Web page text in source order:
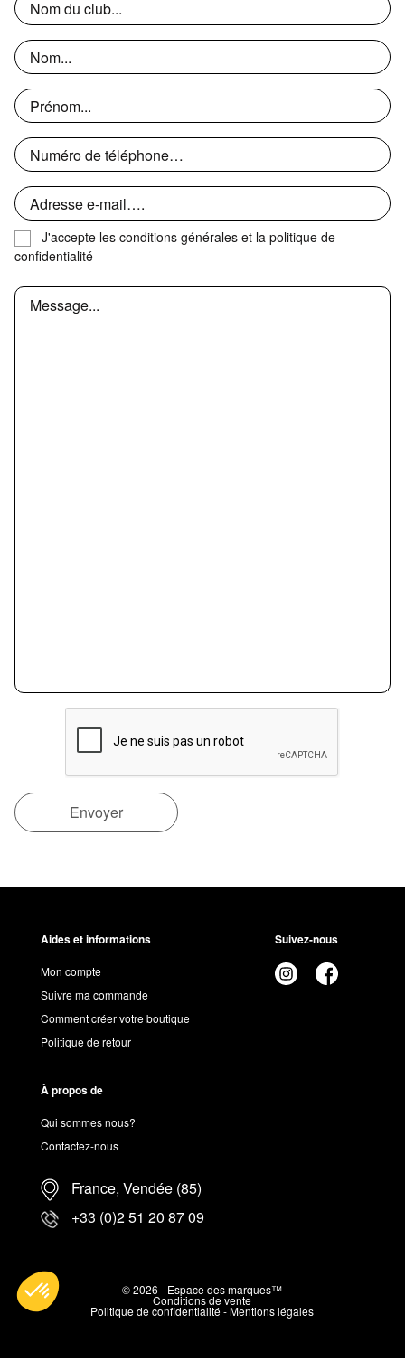
J'accepte les conditions générales et la politique de
confidentialité
Aides et informations
Mon compte
Suivre ma commande
Comment créer votre boutique
Politique de retour
Suivez-nous
À propos de
Qui sommes nous?
Contactez-nous
France, Vendée (85)
+33 (0)2 51 20 87 09
© 2026 - Espace des marques™
Conditions de vente
Politique de confidentialité-Mentions légales